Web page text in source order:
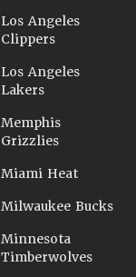
Los Angeles
Clippers
Los Angeles
Lakers
Memphis
Grizzlies
Miami Heat
Milwaukee Bucks
Minnesota
Timberwolves